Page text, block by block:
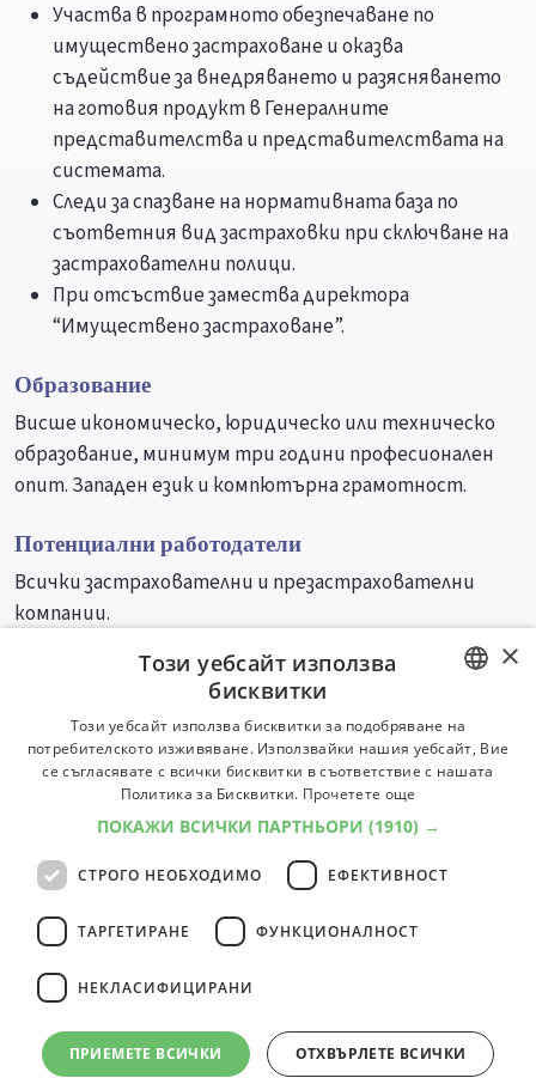
Участва в програмното обезпечаване по
имуществено застраховане и оказва
съдействие за внедряването и разясняването
на готовия продукт в Генералните
представителства и представителствата на
системата.
Следи за спазване на нормативната база по
съответния вид застраховки при сключване на
застрахователни полици.
При отсъствие замества директора
“Имуществено застраховане”.
Образование
Висше икономическо, юридическо или техническо
образование, минимум три години професионален
опит. Западен език и компютърна грамотност.
Потенциални работодатели
Всички застрахователни и презастрахователни
компании.
Университети Специалности
BULGARIAN
ENGLISH
×
Този уебсайт използва
бисквитки
Този уебсайт използва бисквитки за подобряване на
потребителското изживяване. Използвайки нашия уебсайт, Вие
се съгласявате с всички бисквитки в съответствие с нашата
Политика за Бисквитки. Прочетете още
ПОКАЖИ ВСИЧКИ ПАРТНЬОРИ (1910) →
СТРОГО НЕОБХОДИМО ЕФЕКТИВНОСТ
ТАРГЕТИРАНЕ ФУНКЦИОНАЛНОСТ
НЕКЛАСИФИЦИРАНИ
ПРИЕМЕТЕ ВСИЧКИ ОТХВЪРЛЕТЕ ВСИЧКИ